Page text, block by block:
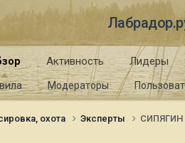
Модераторы
Активность Лидеры
охота Эксперты СИПЯГИН